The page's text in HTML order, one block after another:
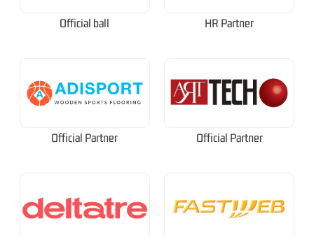
Official ball HR Partner
Official Partner Official Partner